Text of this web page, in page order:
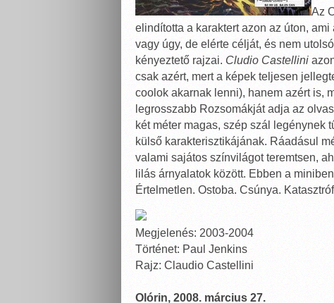
Az
elindította a karaktert azon az úton,
vagy úgy, de elérte célját, és nem
kényeztető rajzai. Cludio Castellini
csak azért, mert a képek teljesen
coolok akarnak lenni), hanem azért is,
legrosszabb Rozsomákját adja az
két méter magas, szép szál legénynek
külső karakterisztikájának. Ráadásul
valami sajátos színvilágot teremtsen,
lilás árnyalatok között. Ebben a
Értelmetlen. Ostoba. Csúnya.
Megjelenés: 2003-2004
Történet: Paul Jenkins
Rajz: Claudio Castellini
Olórin, 2008. március 27.